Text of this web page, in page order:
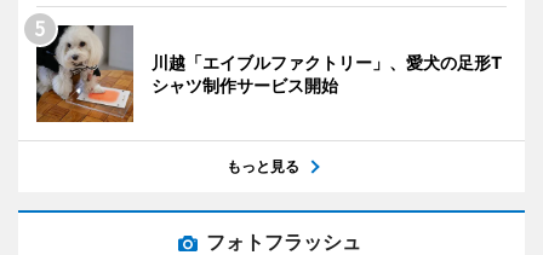
川越「エイブルファクトリー」、愛犬の足形T
シャツ制作サービス開始
もっと見る
フォトフラッシュ